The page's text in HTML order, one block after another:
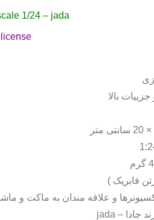
1/24 – jada
بالا
فابریک )
و علاقه مندان به ماکت و
جادا – jada